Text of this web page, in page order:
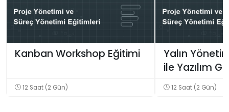
Kanban Workshop Eğitimi
12 Saat (2 Gün)
Yalın
ile Yazılım
Eğitimi
12 Saat (2 Gün)